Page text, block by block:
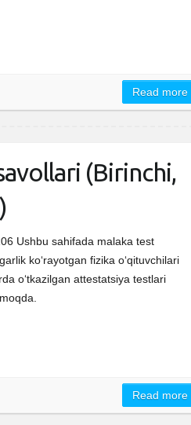
Read more
(Birinchi,
Ushbu sahifada malaka test
ko‘rayotgan fizika o‘qituvchilari
o‘tkazilgan attestatsiya testlari
Read more